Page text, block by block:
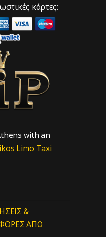
κάρτες:
with an
Limo Taxi
&
ΑΠΟ